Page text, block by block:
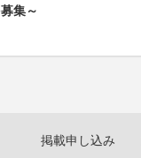
集～
掲載申し込み